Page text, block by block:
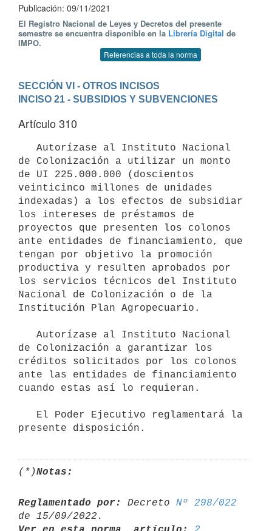
Publicación: 09/11/2021
El Registro Nacional de Leyes y Decretos del presente
semestre se encuentra disponible en la Librería Digital de
IMPO.
Referencias a toda la norma
SECCIÓN VI - OTROS INCISOS
INCISO 21 - SUBSIDIOS Y SUBVENCIONES
Artículo 310
de Colonización a utilizar un monto
de UI 225.000.000 (doscientos
veinticinco millones de unidades
indexadas) a los efectos de subsidiar
los intereses de préstamos de
proyectos que presenten los colonos
ante entidades de financiamiento, que
tengan por objetivo la promoción
productiva y resulten aprobados por
los servicios técnicos del Instituto
Nacional de Colonización o de la
Institución Plan Agropecuario.
de Colonización a garantizar los
créditos solicitados por los colonos
ante las entidades de financiamiento
cuando estas así lo requieran.
(*)Notas:
Reglamentado por: Decreto Nº 298/022